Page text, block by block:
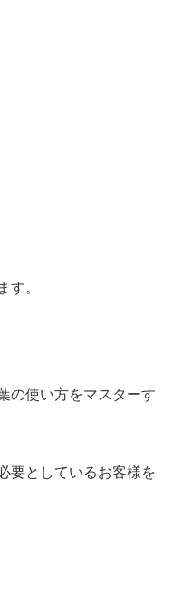
す。
の使い方をマスターす
要としているお客様を